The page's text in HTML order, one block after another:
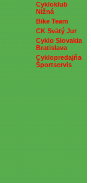
Cykloklub
Nižná
Bike Team
CK Svätý Jur
Cyklo Slovakia
Bratislava
Cyklopredajňa
Športservis